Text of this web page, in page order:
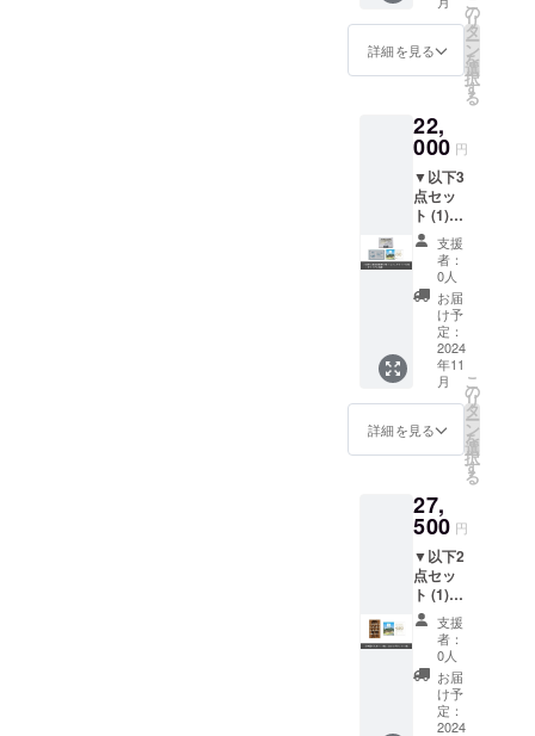
難、紛
た場合
の責任
す。
付にお
渡しく
ださ
は出ま
せんの
でご注
意くだ
さい。 ️
本券は
現金と
の交換
はでき
ませ
ん。 ️有
効期限
切れの
本券は
ご利用
けませ
ん。 ️本
失され
た場合
の責任
は負い
かねま
す。
が対象
となり
ます。
いただ
けませ
んので
ご注意
くださ
い。 ️ご
利用の
際は本
券を受
付にお
渡しく
ださ
い。
なお、
お釣り
は出ま
せんの
本券は
現金と
の交換
はでき
ませ
ん。 ️有
効期限
切れの
本券は
ご利用
いただ
けませ
E】にて
ご利用
いただ
けるカ
フェチ
枚 カ
フェチ
ケット
有効期
限：
2025年
10月31
フェチ
ケット
ご利用
上のお
願い ️本
券は
H_NNT
O
COFFE
となり
ます。
青風
荘では
ご利用
いただ
けませ
んので
ご注意
くださ
い。 ️ご
利用の
詳細を見る
の
リ
タ
ー
ン
を
選
択
す
る
22,
000 円
▼以下3
点セッ
ト (1)日
帰り湯
治回数
券10枚
(2)敷地
内の
【H_N
NTO
COFFE
E】にて
ご利用
いただ
けるカ
フェチ
12枚 (3)
オリジ
ナル石
鹸1個 ↓
オリジ
ナル石
鹸の使
用方法
地獄温
泉を代
表する
源泉
「すず
支援
者：
0人
お届
け予
定：
2024
年11
月
詳細を見る
こ
の
リ
タ
ー
ン
を
選
択
す
る
27,
500 円
▼以下2
点セッ
ト (1)日
帰り湯
治年間
パス
ポート1
枚 (2)敷
地内の
【H_N
支援
者：
0人
お届
け予
定：
2024